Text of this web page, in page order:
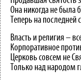
Она никогда не была
Теперь на последней
Власть и религия –
Корпоративное
Церковь совсем не
Только над народом